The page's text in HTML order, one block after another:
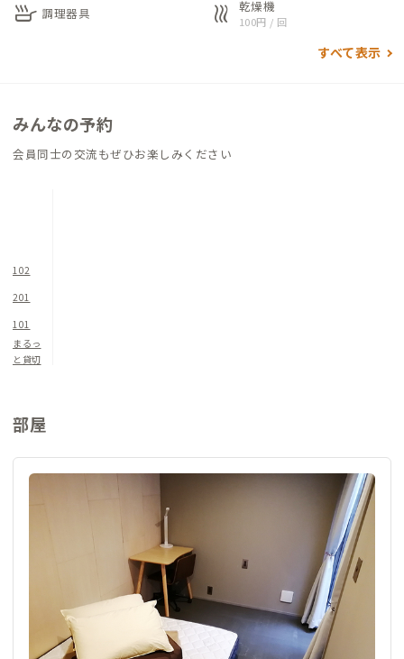
を開けてみれば、目の前に広がる朝焼けの海でウミネコたちの
す。天気が良ければ、レンタサイクルでしまなみ街道を走ってい
skillet 調理器具 heat 乾燥機
100円 / 回
すべて表示
みんなの予約
会員同士の交流もぜひお楽しみください
102
201
101
まるっ
と貸切
部屋